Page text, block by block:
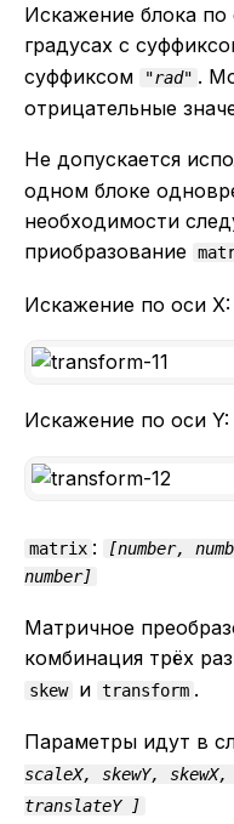
Искажение блока по
градусах с
суффиксом
"rad" .
отрицательные
Не допускается
одном блоке
необходимости
приобразование
Искажение по оси X:
Искажение по оси Y:
matrix :
[number,
number]
Матричное
комбинация трёх
skew и transform .
Параметры идут в
scaleX, skewY,
translateY ]